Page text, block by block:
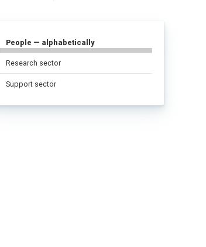
People — alphabetically
Research sector
Support sector